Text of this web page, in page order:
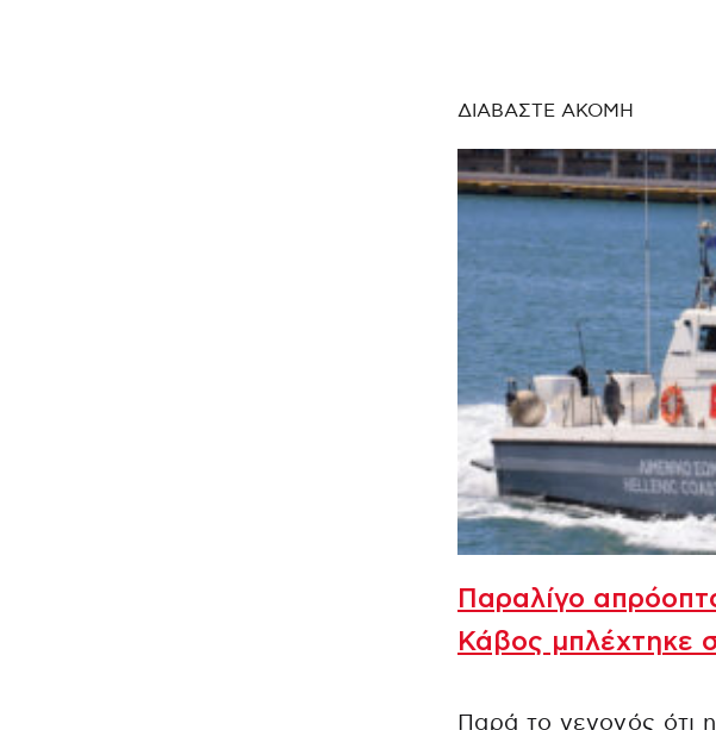
ΔΙΑΒΑΣΤΕ ΑΚΟΜΗ
Παραλίγο
Κάβος μπλέχτηκε
Παρά το γεγονός ότι